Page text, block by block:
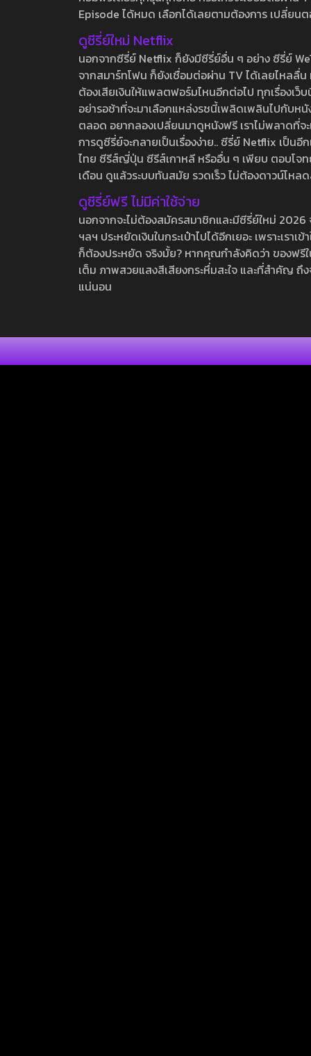
Episode ได้หมด เลือกได้เลยตามต้องการ เปลี่ยน
ดูซีรี่ย์ใหม่ Netflix
นอกจากซีรี่ย์ Netflix ก็ยังมีซีรี่ย์อื่น ๆ อย่าง ซีรี่ย์
จากสมาร์ทโฟน ก็ยังเชื่อมต่อผ่าน TV ได้เลยไหลลื่
ต้องเสียเงินให้แพลตฟอร์มไหนอีกต่อไป ทุกเรื่องเว็
อย่ารอช้าที่จะมาเลือกแหล่งรชนี้เพลิดเพลินไปกับห
ตลอด อยากลองเปลี่ยนมาดูหนังฟรี เราไม่พลาดที่
การดูซีรี่ย์จะกลายเป็นเรื่องง่าย.. ซีรี่ย์ Netflix เป็น
ไทย ซีรีส์ญี่ปุ่น ซีรีส์เกาหลี หรืออื่น ๆ เพียบ ตอบโจท
เดือน ดูแล้วระบบทันสมัย รวดเร็ว ไม่ต้องดาวน์โห
ดูซีรี่ย์ฟรี ไม่มีค่าใช้จ่าย
นอกจากจะไม่ต้องสมัครสมาชิกและมีซีรี่ย์ใหม่
ฯลฯ ประหยัดเงินในกระเป๋าไปได้อีกเยอะ เพราะเร
ก็ต้องประหยัด จริงมั้ย? หากคุณกำลังคิดว่า ของฟ
เต็ม ภาพสวยแสงสีเสียงกระหึ่มสะใจ และที่สำคัญ
แน่นอน